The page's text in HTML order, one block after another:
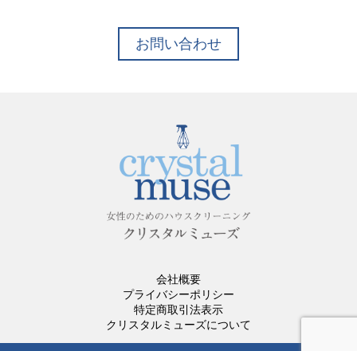
お問い合わせ
会社概要
プライバシーポリシー
特定商取引法表示
クリスタルミューズについて